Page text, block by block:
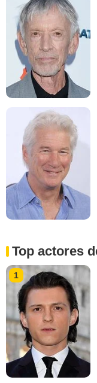
Top actores
1